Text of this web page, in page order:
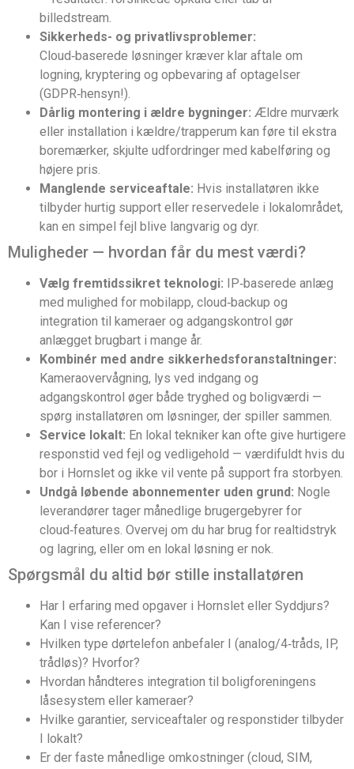
billedstream.
Sikkerheds- og privatlivsproblemer:
Cloud‑baserede løsninger kræver klar aftale om
logning, kryptering og opbevaring af optagelser
(GDPR‑hensyn!).
Dårlig montering i ældre bygninger: Ældre murværk
eller installation i kældre/trapperum kan føre til ekstra
boremærker, skjulte udfordringer med kabelføring og
højere pris.
Manglende serviceaftale: Hvis installatøren ikke
tilbyder hurtig support eller reservedele i lokalområdet,
kan en simpel fejl blive langvarig og dyr.
Muligheder — hvordan får du mest værdi?
Vælg fremtidssikret teknologi: IP‑baserede anlæg
med mulighed for mobilapp, cloud‑backup og
integration til kameraer og adgangskontrol gør
anlægget brugbart i mange år.
Kombinér med andre sikkerhedsforanstaltninger:
Kameraovervågning, lys ved indgang og
adgangskontrol øger både tryghed og boligværdi —
spørg installatøren om løsninger, der spiller sammen.
Service lokalt: En lokal tekniker kan ofte give hurtigere
responstid ved fejl og vedligehold — værdifuldt hvis du
bor i Hornslet og ikke vil vente på support fra storbyen.
Undgå løbende abonnementer uden grund: Nogle
leverandører tager månedlige brugergebyrer for
cloud‑features. Overvej om du har brug for realtidstryk
og lagring, eller om en lokal løsning er nok.
Spørgsmål du altid bør stille installatøren
Har I erfaring med opgaver i Hornslet eller Syddjurs?
Kan I vise referencer?
Hvilken type dørtelefon anbefaler I (analog/4‑tråds, IP,
trådløs)? Hvorfor?
Hvordan håndteres integration til boligforeningens
låsesystem eller kameraer?
Hvilke garantier, serviceaftaler og responstider tilbyder
I lokalt?
Er der faste månedlige omkostninger (cloud, SIM,